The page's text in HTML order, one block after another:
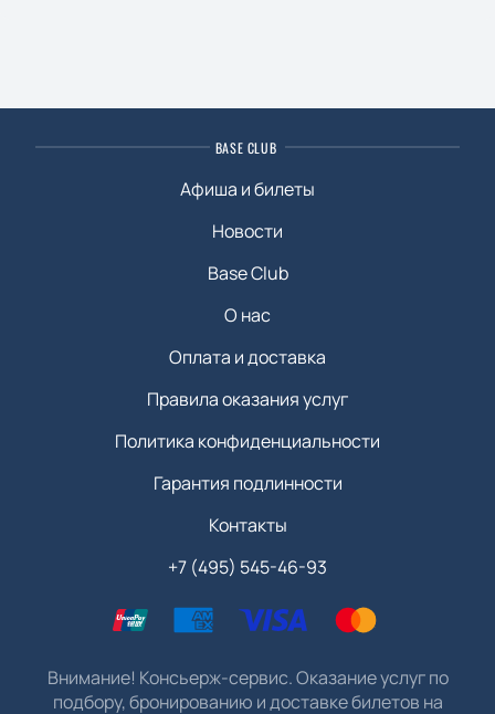
BASE CLUB
Афиша и билеты
Новости
Base Club
О нас
Оплата и доставка
Правила оказания услуг
Политика конфиденциальности
Гарантия подлинности
Контакты
+7 (495) 545-46-93
Внимание! Консьерж-сервис. Оказание услуг по
подбору, бронированию и доставке билетов на